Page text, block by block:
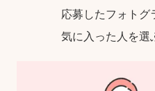
応募したフォトグ
気に入った人を選